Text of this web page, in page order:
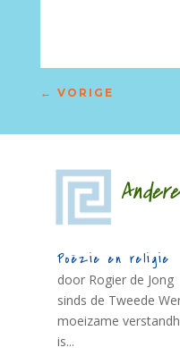
← VORIGE
Andere
Poëzie en religie
door Rogier de
sinds de Tweede
moeizame
is...